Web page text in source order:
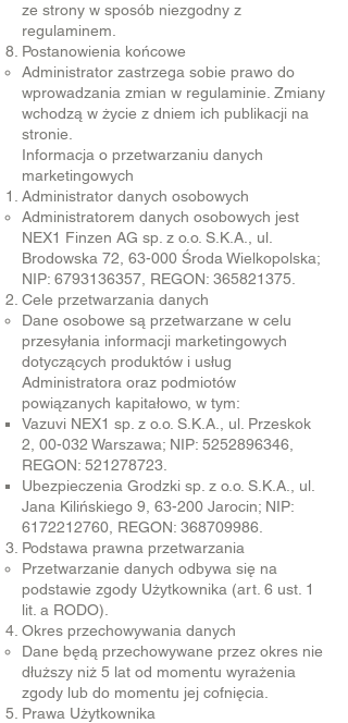
ze strony w sposób niezgodny z
regulaminem.
Postanowienia końcowe
Administrator zastrzega sobie prawo do
wprowadzania zmian w regulaminie. Zmiany
wchodzą w życie z dniem ich publikacji na
stronie.
Informacja o przetwarzaniu danych
marketingowych
Administrator danych osobowych
Administratorem danych osobowych jest
NEX1 Finzen AG sp. z o.o. S.K.A., ul.
Brodowska 72, 63-000 Środa Wielkopolska;
NIP: 6793136357 , REGON: 365821375
Cele przetwarzania danych
Dane osobowe są przetwarzane w celu
przesyłania informacji marketingowych
dotyczących produktów i usług
Administratora oraz podmiotów
powiązanych kapitałowo, w tym:
Vazuvi NEX1 sp. z o.o. S.K.A., ul. Przeskok
2, 00-032 Warszawa; NIP: 5252896346
REGON: 521278723
Ubezpieczenia Grodzki sp. z o.o. S.K.A., ul.
Jana Kilińskiego 9, 63-200 Jarocin; NIP:
6172212760 , REGON: 368709986
Podstawa prawna przetwarzania
Przetwarzanie danych odbywa się na
podstawie zgody Użytkownika (art. 6 ust. 1
lit. a RODO).
Okres przechowywania danych
Dane będą przechowywane przez okres nie
dłuższy niż 5 lat od momentu wyrażenia
zgody lub do momentu jej cofnięcia.
Prawa Użytkownika